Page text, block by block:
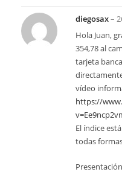
diegosax–
Hola Juan,
354,78 al
tarjeta
vídeo
https://
El índice
todas
Presentación